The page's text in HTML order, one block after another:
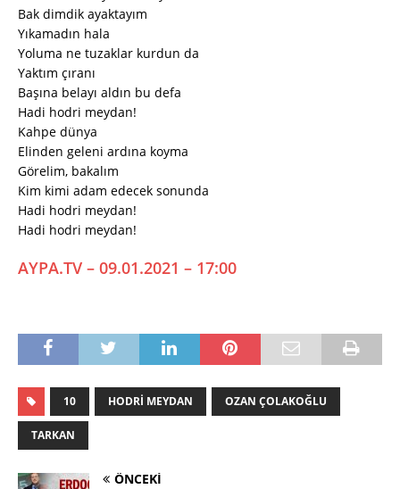
Bak dimdik ayaktayım
Yıkamadın hala
Yoluma ne tuzaklar kurdun da
Yaktım çıranı
Başına belayı aldın bu defa
Hadi hodri meydan!
Kahpe dünya
Elinden geleni ardına koyma
Görelim, bakalım
Kim kimi adam edecek sonunda
Hadi hodri meydan!
Hadi hodri meydan!
AYPA.TV – 09.01.2021 – 17:00
10 HODRI MEYDAN OZAN ÇOLAKOĞLU
TARKAN
ÖNCEKI